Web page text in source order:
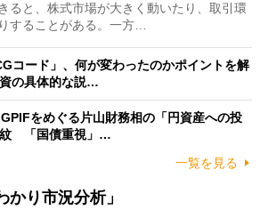
ると、株式市場が大きく動いたり、取引環
することがある。一方…
コード」、何が変わったのかポイントを解
の具体的な説…
GPIFをめぐる片山財務相の「円資産への投
紋 「国債重視」…
一覧を見る
り市況分析」